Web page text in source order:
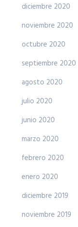
diciembre 2020
noviembre 2020
octubre 2020
septiembre 2020
agosto 2020
julio 2020
junio 2020
marzo 2020
febrero 2020
enero 2020
diciembre 2019
noviembre 2019